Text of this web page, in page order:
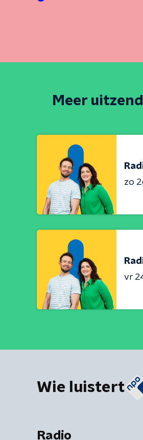
Meer
zo
vr
Wie luistert
Radio